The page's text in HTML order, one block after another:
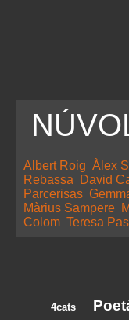
Albert Roig Àlex
Rebassa
David
Parcerisas
Màrius Sampere
Colom Teresa
4cats